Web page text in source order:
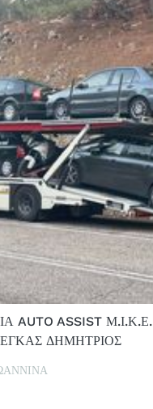
AUTO ASSIST Μ.Ι.Κ.Ε.
ΔΗΜΗΤΡΙΟΣ